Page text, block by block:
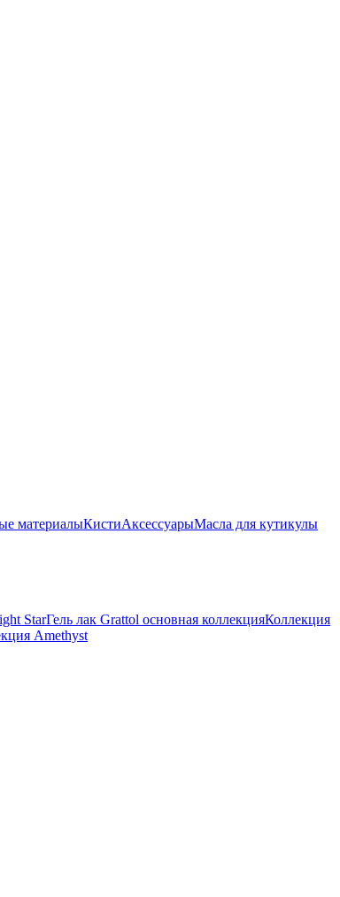
материалыКистиАксессуарыМасла для кутикулы
StarГель лак Grattol основная коллекцияКоллекция
Amethyst